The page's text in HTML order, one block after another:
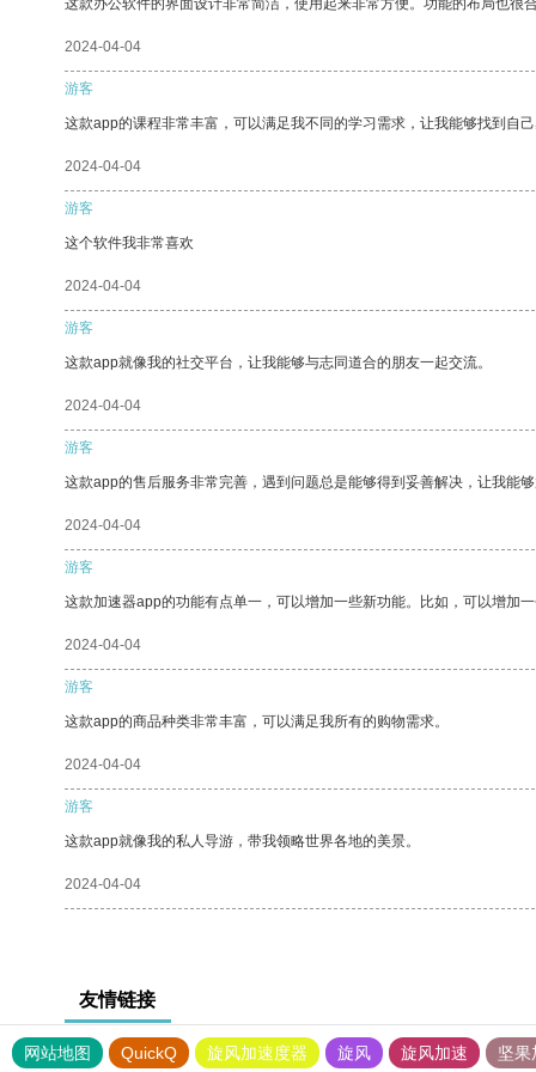
这款办公软件的界面设计非常简洁，使用起来非常方便。功能的布局也很
2024-04-04
游客
这款app的课程非常丰富，可以满足我不同的学习需求，让我能够找到自
2024-04-04
游客
这个软件我非常喜欢
2024-04-04
游客
这款app就像我的社交平台，让我能够与志同道合的朋友一起交流。
2024-04-04
游客
这款app的售后服务非常完善，遇到问题总是能够得到妥善解决，让我能
2024-04-04
游客
这款加速器app的功能有点单一，可以增加一些新功能。比如，可以增加
2024-04-04
游客
这款app的商品种类非常丰富，可以满足我所有的购物需求。
2024-04-04
游客
这款app就像我的私人导游，带我领略世界各地的美景。
2024-04-04
友情链接
网站地图 QuickQ 旋风加速度器 旋风 旋风加速 坚果